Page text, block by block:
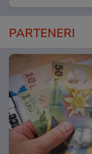
PARTENERI